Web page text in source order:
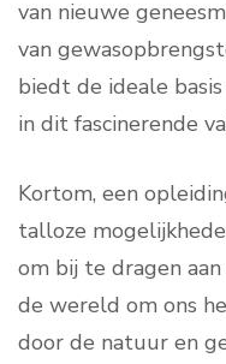
van nieuwe
van
biedt de ideale
in dit fascinerende
Kortom, een
talloze
om bij te dragen
de wereld om ons
door de natuur en